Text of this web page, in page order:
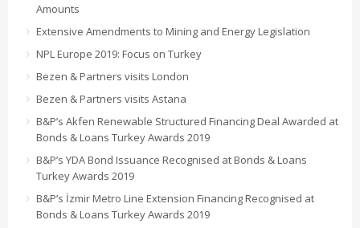
Amounts
Extensive Amendments to Mining and Energy Legislation
NPL Europe 2019: Focus on Turkey
Bezen & Partners visits London
Bezen & Partners visits Astana
B&P’s Akfen Renewable Structured Financing Deal Awarded at
Bonds & Loans Turkey Awards 2019
B&P’s YDA Bond Issuance Recognised at Bonds & Loans
Turkey Awards 2019
B&P’s İzmir Metro Line Extension Financing Recognised at
Bonds & Loans Turkey Awards 2019